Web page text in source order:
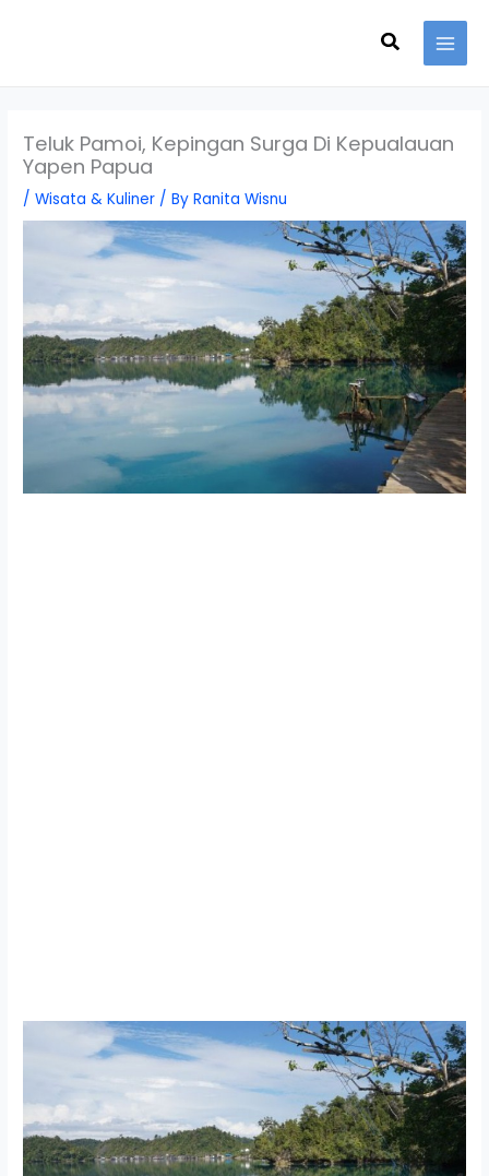
Search
Teluk Pamoi, Kepingan Surga Di Kepualauan
Yapen Papua
/Wisata & Kuliner / ByRanita Wisnu